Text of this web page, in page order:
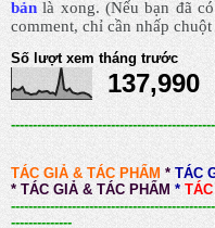
bản là xong.(Nếu bạn đã
comment, chỉ cần nhấp chuột
Số lượt xem tháng trước
137,990
TÁC GIẢ & TÁC PHẨM * TÁC
* TÁC GIẢ & TÁC PHẨM *
--------------